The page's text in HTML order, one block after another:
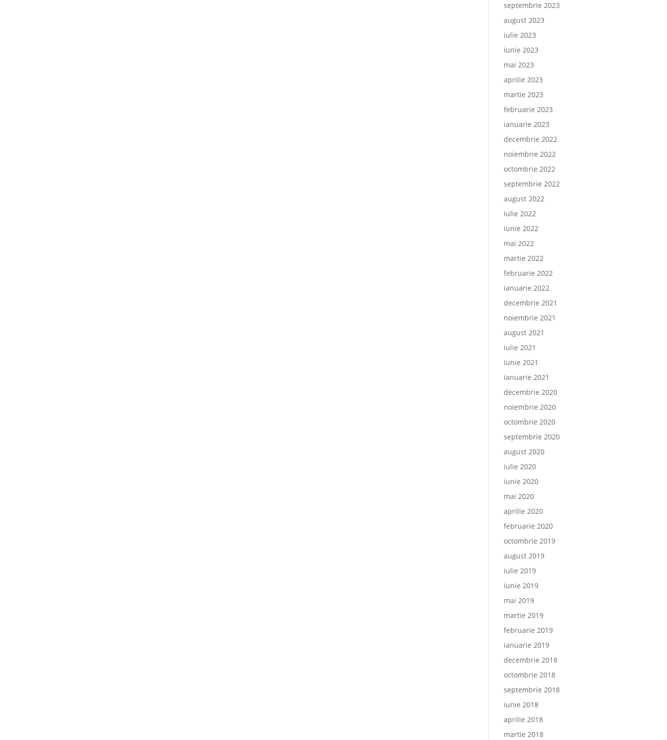
septembrie 2023
august 2023
iulie 2023
iunie 2023
mai 2023
aprilie 2023
martie 2023
februarie 2023
ianuarie 2023
decembrie 2022
noiembrie 2022
octombrie 2022
septembrie 2022
august 2022
iulie 2022
iunie 2022
mai 2022
martie 2022
februarie 2022
ianuarie 2022
decembrie 2021
noiembrie 2021
august 2021
iulie 2021
iunie 2021
ianuarie 2021
decembrie 2020
noiembrie 2020
octombrie 2020
septembrie 2020
august 2020
iulie 2020
iunie 2020
mai 2020
aprilie 2020
februarie 2020
octombrie 2019
august 2019
iulie 2019
iunie 2019
mai 2019
martie 2019
februarie 2019
ianuarie 2019
decembrie 2018
octombrie 2018
septembrie 2018
iunie 2018
aprilie 2018
martie 2018